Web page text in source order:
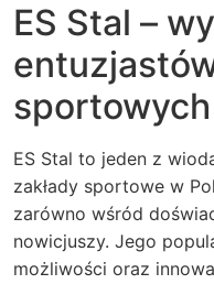
ES Stal –
sportowych
ES Stal to jeden z
zakłady sportowe w
zarówno wśród
nowicjuszy. Jego
możliwości oraz